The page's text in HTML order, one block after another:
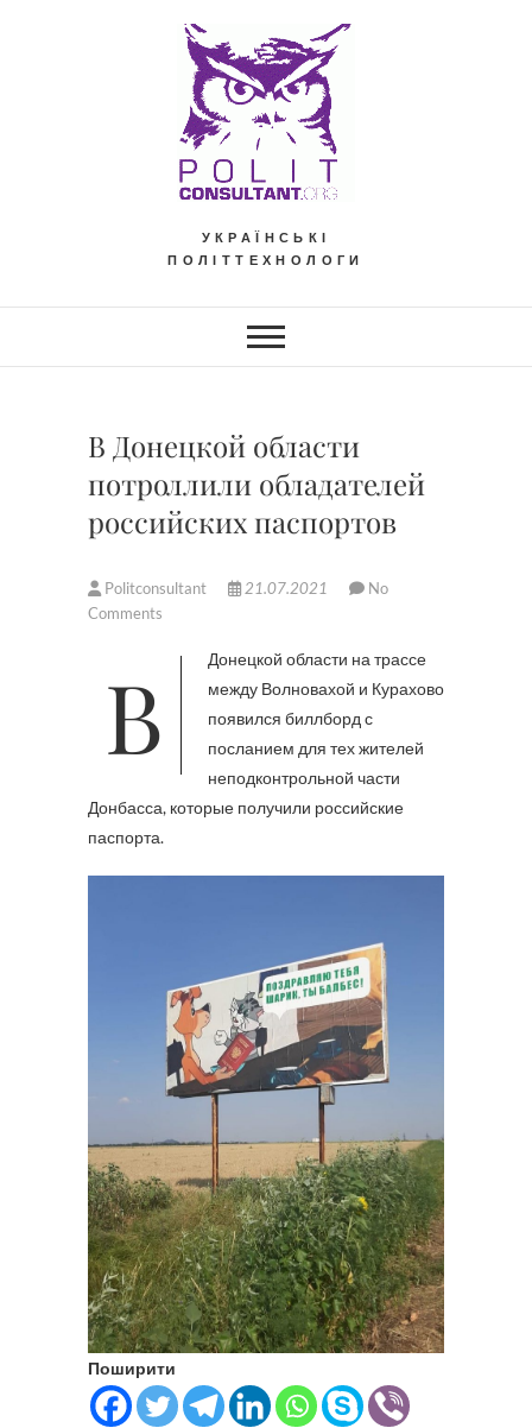
УКРАЇНСЬКІ
ПОЛІТТЕХНОЛОГИ
В Донецкой области
потроллили обладателей
российских паспортов
Politconsultant 21.07.2021
No
Comments
В Донецкой области на трассе
между Волновахой и Курахово
появился биллборд с
посланием для тех жителей
неподконтрольной части
Донбасса, которые получили российские
паспорта.
Поширити